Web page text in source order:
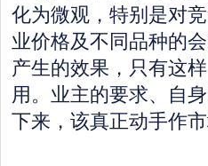
化为微观，特别是对
业价格及不同品种的
产生的效果，只有这
用。业主的要求、自
下来，该真正动手作市